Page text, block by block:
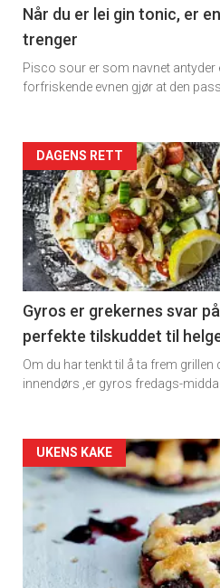
11
Når du er lei gin tonic, er
trenger
Pisco sour er som navnet
forfriskende evnen gjør at den
Artikler
detail
-
section
11
Dagens
rett
DAGENS RETT
Gyros er grekernes svar
perfekte tilskuddet til
Om du har tenkt til å ta frem grillen
innendørs ,er gyros fredags-
Artikler
detail
-
section
UKENS KAKE